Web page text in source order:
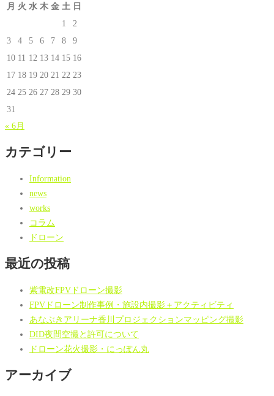
月 火 水 木 金 土 日
1
2
3
4 5 6 7 8
9
10 11 12 13 14 15 16
17 18 19 20 21 22 23
24 25 26 27 28 29 30
31
« 6月
カテゴリー
Information
news
works
コラム
ドローン
最近の投稿
紫電改FPVドローン撮影
FPVドローン制作事例・施設内撮影＋アクティビティ
あなぶきアリーナ香川プロジェクションマッピング撮影
DID夜間空撮と許可について
ドローン花火撮影・にっぽん丸
アーカイブ